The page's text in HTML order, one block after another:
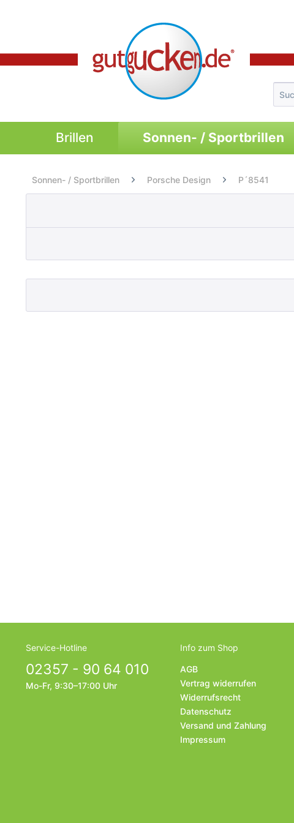
Brillen Sonnen- / Sportbrillen
Sonnen- / Sportbrillen Porsche Design P´8541
Service-Hotline
02357 - 90 64 010
Mo-Fr, 9:30–17:00 Uhr
Info zum Shop
AGB
Vertrag widerrufen
Widerrufsrecht
Datenschutz
Versand und Zahlung
Impressum